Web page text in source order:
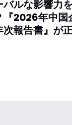
ルな影響力
『2026年中国
次報告書』が